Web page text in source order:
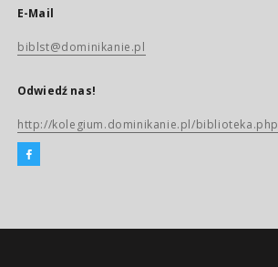
E-Mail
biblst@dominikanie.pl
Odwiedź nas!
http://kolegium.dominikanie.pl/biblioteka.php